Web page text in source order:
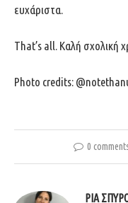
ευχάριστα.
That’s all. Καλή σχολική
Photo credits:
0
ΡΊΑ